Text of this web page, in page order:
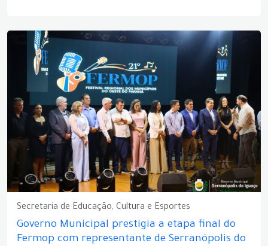
Secretaria de Educação, Cultura e Esportes
Governo Municipal prestigia a etapa final do
Fermop com representante de Serranópolis do